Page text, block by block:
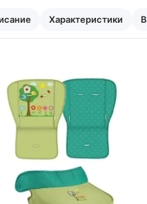
Характеристики